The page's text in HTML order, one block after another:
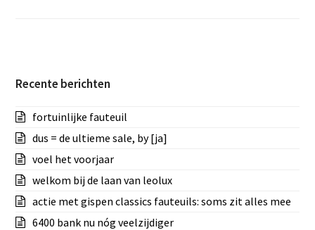
Recente berichten
fortuinlijke fauteuil
dus = de ultieme sale, by [ja]
voel het voorjaar
welkom bij de laan van leolux
actie met gispen classics fauteuils: soms zit alles mee
6400 bank nu nóg veelzijdiger